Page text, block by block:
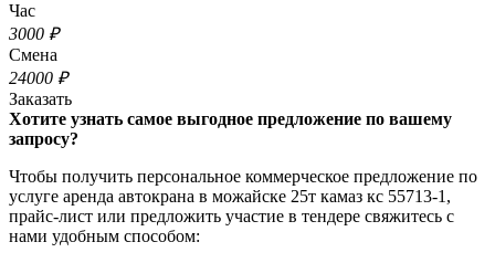
Час
3000 ₽
Смена
24000 ₽
Заказать
Хотите узнать самое выгодное предложение по вашему
запросу?
Чтобы получить персональное коммерческое предложение по
услуге аренда автокрана в можайске 25т камаз кс 55713-1,
прайс-лист или предложить участие в тендере свяжитесь с
нами удобным способом: